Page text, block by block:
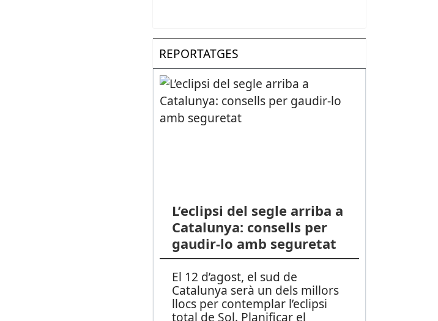
REPORTATGES
L’eclipsi del segle arriba a
Catalunya: consells per
gaudir-lo amb seguretat
El 12 d’agost, el sud de
Catalunya serà un dels millors
llocs per contemplar l’eclipsi
total de Sol. Planificar el